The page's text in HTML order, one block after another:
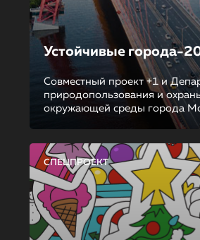
Устойчивые города-
Совместный проект +1 и
природопользования и
окружающей среды города
СПЕЦПРОЕКТ